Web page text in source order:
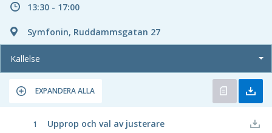
13:30 - 17:00
Symfonin, Ruddammsgatan 27
Kallelse
EXPANDERA ALLA
1 Upprop och val av justerare